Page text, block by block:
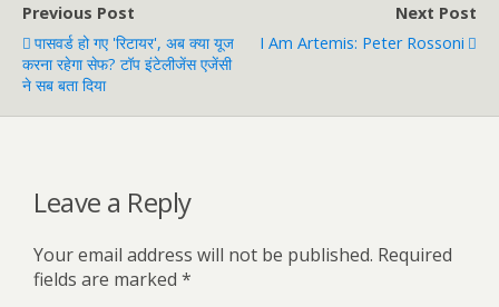
Previous Post
पासवर्ड हो गए 'रिटायर', अब क्या यूज
करना रहेगा सेफ? टॉप इंटेलीजेंस एजेंसी
ने सब बता दिया
Next Post
I Am Artemis: Peter Rossoni
Leave a Reply
Your email address will not be published. Required
fields are marked *